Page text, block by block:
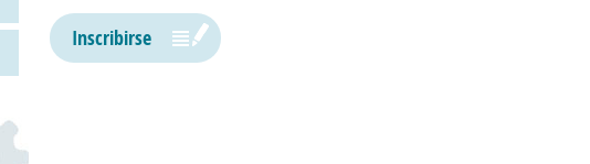
Inscribirse